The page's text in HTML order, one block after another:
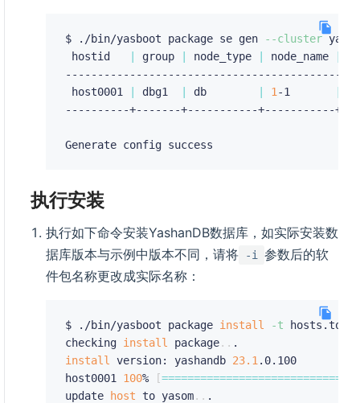
$ ./bin/yasboot package se gen --cluster
hostid
group node_type node_name
host0001
dbg1 db 1 -1
----------+-------+-----------+-----------
执行安装
执行如下命令安装YashanDB数据库，如实际安装数
据库版本与示例中版本不同，请将
-i
参数后的软
件包名称更改成实际名称：
$ ./bin/yasboot package install -t
checking install package..
install
version: yashandb 23.1 .0.100
host0001 100% [============================
update
host to yasom..